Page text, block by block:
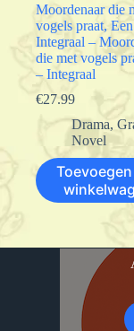
Moordenaar die
vogels praat,
Integraal –
die met vogels
– Integraal
€27.99
Drama,
Novel